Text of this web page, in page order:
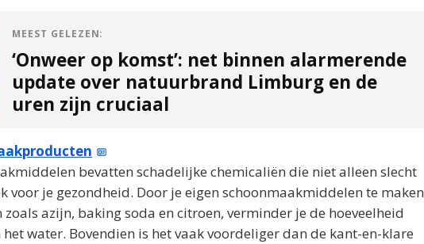
MEEST GELEZEN:
‘Onweer op komst’: net binnen alarmerende
update over natuurbrand Limburg en de
uren zijn cruciaal
bevatten schadelijke chemicaliën die niet alleen slecht
voor je gezondheid. Door je eigen schoonmaakmiddelen te maken
azijn, baking soda en citroen, verminder je de hoeveelheid
water. Bovendien is het vaak voordeliger dan de kant-en-klare